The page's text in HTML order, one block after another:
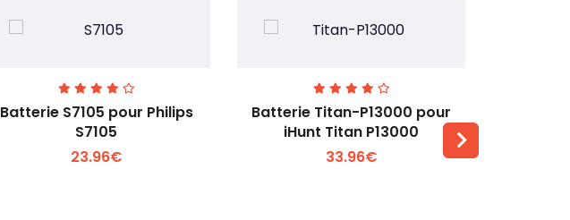
Voir plus +
Batterie S7105 pour Philips
S7105
23.96€
Voir plus +
Batterie Titan-P13000 pour
iHunt Titan P13000
33.96€